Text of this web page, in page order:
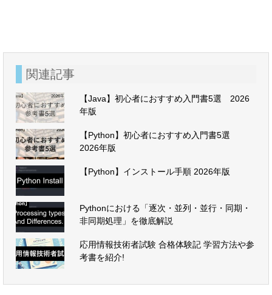
関連記事
【Java】初心者におすすめ入門書5選 2026
年版
【Python】初心者におすすめ入門書5選
2026年版
【Python】インストール手順 2026年版
Pythonにおける「逐次・並列・並行・同期・
非同期処理」を徹底解説
応用情報技術者試験 合格体験記 学習方法や参
考書を紹介!